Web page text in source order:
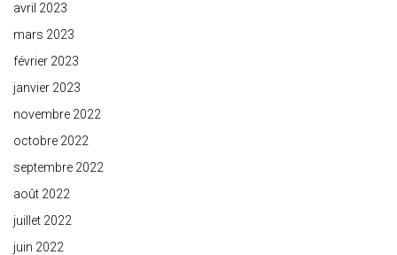
avril 2023
mars 2023
février 2023
janvier 2023
novembre 2022
octobre 2022
septembre 2022
août 2022
juillet 2022
juin 2022